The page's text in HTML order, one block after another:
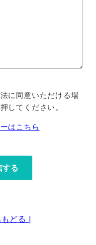
に同意いただける場
してください。
はこちら
どる |